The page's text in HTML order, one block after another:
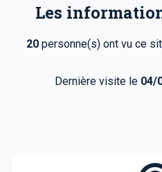
Les
20 personne(s) ont vu ce
Dernière visite le 04/